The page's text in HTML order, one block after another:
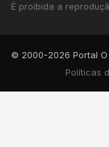
É proibida a
© 2000-2026 Portal
Políticas